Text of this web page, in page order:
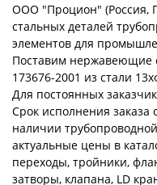
ООО "Процион" (Россия,
стальных деталей
элементов для
Поставим нержавеющие
173676-2001 из стали
Для постоянных
Срок исполнения заказа
наличии
актуальные цены в
переходы, тройники,
затворы, клапана, LD